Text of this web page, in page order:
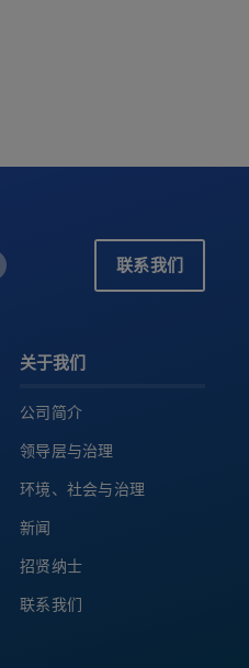
联系我们
关于我们
公司简介
领导层与治理
环境、社会与治理
新闻
招贤纳士
联系我们